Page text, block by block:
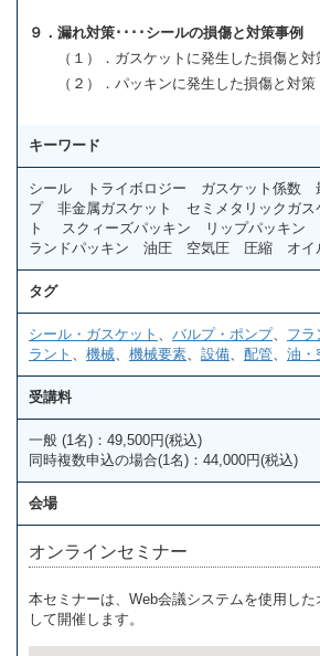
９．漏れ対策････シールの損傷と対策事例
（１）．ガスケットに発生した損傷と
（２）．パッキンに発生した損傷と対策
キーワード
シール トライボロジー ガスケット係数
プ 非金属ガスケット セミメタリックガ
ト スクィーズパッキン リップパッキン
ランドパッキン 油圧 空気圧 圧縮 オイ
タグ
シール・ガスケット 、 バルプ・ポンプ、 フラ
ラント 、 機械、 機械要素、 設備、 配管、 油・
受講料
一般 (1名)：49,500円(税込)
同時複数申込の場合(1名)：44,000円(税込)
会場
オンラインセミナー
本セミナーは、Web会議システムを使用した
して開催します。